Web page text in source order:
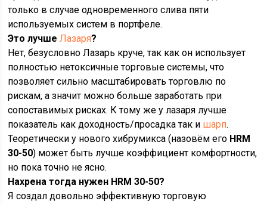
только в случае одновременного слива пяти
используемых систем в портфеле.
Это лучшеЛазаря?
Нет, безусловно Лазарь круче, так как он использует
полностью нетоксичные торговые системы, что
позволяет сильно масштабировать торговлю по
рискам, а значит можно больше заработать при
сопоставимых рисках. К тому же у лазаря лучше
показатель как доходность/просадка так и шарп.
Теоретически у нового хибрумикса (назовём его HRM
30-50) может быть лучше коэффициент комфортности,
но пока точно не ясно.
Нахрена тогда нужен HRM 30-50?
Я создал довольно эффективную торговую